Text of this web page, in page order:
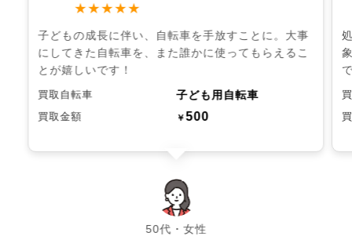
★★★★★
子どもの成長に伴い、自転車を手放すことに。大事
にしてきた自転車を、また誰かに使ってもらえるこ
とが嬉しいです！
買取自転車 子ども用自転車
買取金額 ￥500
50代・女性
chevron_left chevron_right